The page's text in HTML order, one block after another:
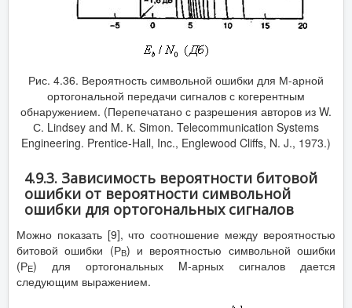
Рис. 4.36. Вероятность символьной ошибки для М-арной
ортогональной передачи сигналов с когерентным
обнаружением. (Перепечатано с разрешения авторов из W.
С. Lindsey and M. К. Simon. Telecommunication Systems
Engineering. Prentice-Hall, Inc., Englewood Cliffs, N. J., 1973.)
4.9.3. Зависимость вероятности битовой
ошибки от вероятности символьной
ошибки для ортогональных сигналов
Можно показать [9], что соотношение между вероятностью
битовой ошибки (РВ) и вероятностью символьной ошибки
(РЕ) для ортогональных M-арных сигналов дается
следующим выражением.